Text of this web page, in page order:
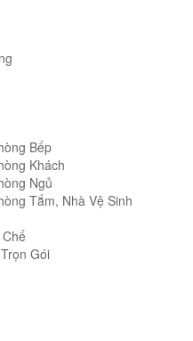
Bếp
Khách
Ngủ
Tắm, Nhà Vệ Sinh
Gói